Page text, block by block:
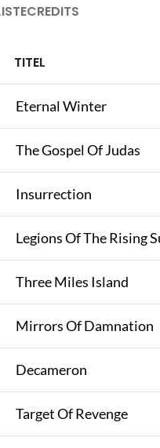
CREDITS
TITEL
Eternal Winter
The Gospel Of Judas
Insurrection
Legions Of The Rising
Three Miles Island
Mirrors Of Damnation
Decameron
Target Of Revenge